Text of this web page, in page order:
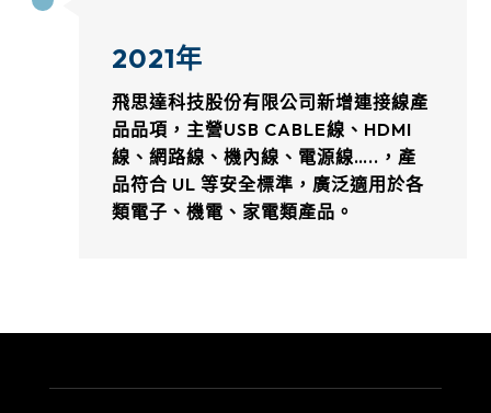
2021年
飛思達科技股份有限公司新增連接線產
品品項，主營USB CABLE線、HDMI
線、網路線、機內線、電源線…..，產
品符合 UL 等安全標準，廣泛適用於各
類電子、機電、家電類產品。